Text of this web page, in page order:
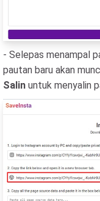
- Selepas menampal
pautan baru akan
Salin untuk menyalin